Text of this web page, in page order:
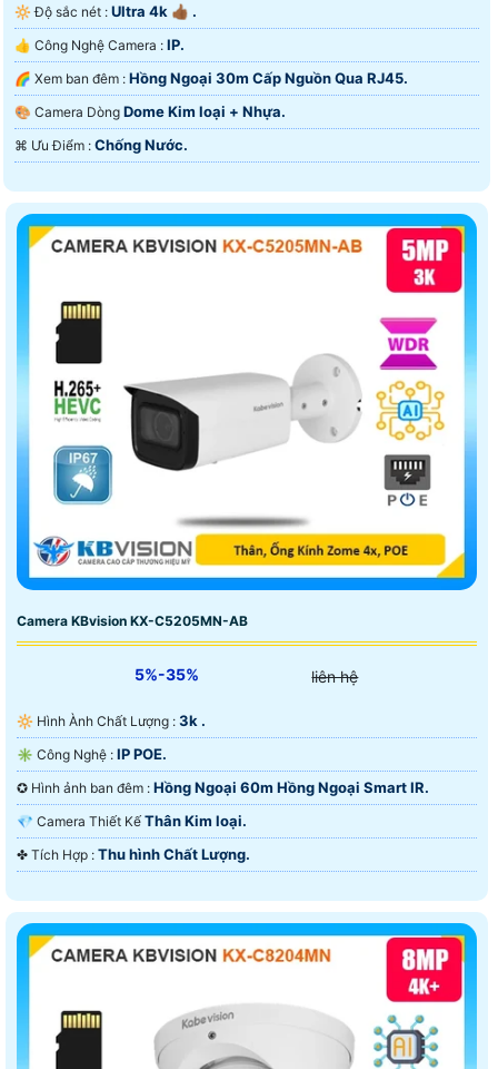
🔆 Độ sắc nét : Ultra 4k 👍🏾 .
👍 Công Nghệ Camera : IP.
🌈 Xem ban đêm : Hồng Ngoại 30m Cấp Nguồn Qua RJ45.
🎨 Camera Dòng Dome Kim loại + Nhựa.
️⌘ Ưu Điểm : Chống Nước.
Camera KBvision KX-C5205MN-AB
5%-35% liên hệ
🔆 Hình Ành Chất Lượng : 3k .
✳️ Công Nghệ : IP POE.
✪ Hình ảnh ban đêm : Hồng Ngoại 60m Hồng Ngoại Smart IR.
💎 Camera Thiết Kế Thân Kim loại.
️✤ Tích Hợp : Thu hình Chất Lượng.